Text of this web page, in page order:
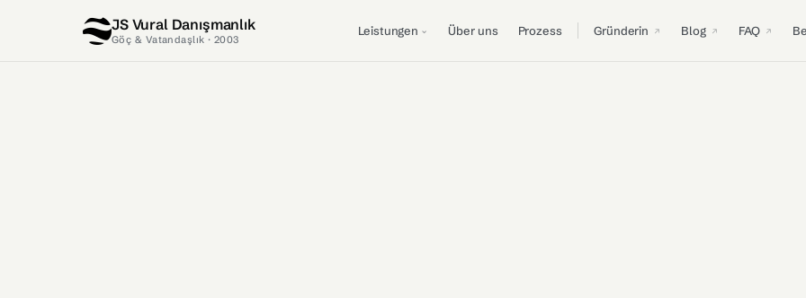
JS Vural Danışmanlık
Göç & Vatandaşlık · 2003
Leistungen Über uns Prozess Gründerin Blog FAQ